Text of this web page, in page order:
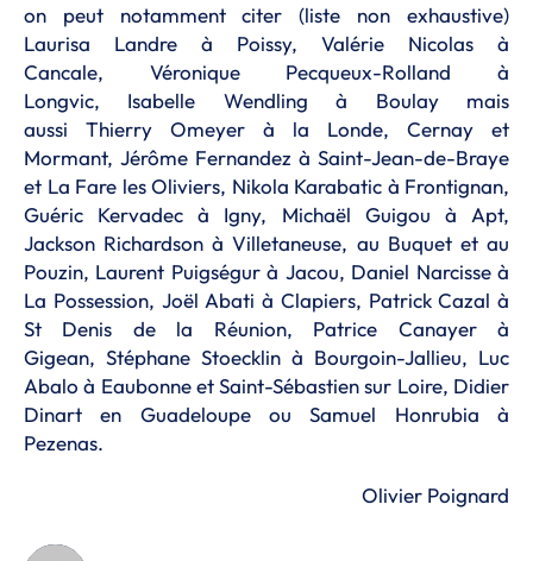
on peut notamment citer (liste non exhaustive)
Laurisa Landre à Poissy, Valérie Nicolas à
Cancale, Véronique Pecqueux-Rolland à
Longvic, Isabelle Wendling à Boulay mais
aussi Thierry Omeyer à la Londe, Cernay et
Mormant, Jérôme Fernandez à Saint-Jean-de-Braye
et La Fare les Oliviers, Nikola Karabatic à Frontignan,
Guéric Kervadec à Igny, Michaël Guigou à Apt,
Jackson Richardson à Villetaneuse, au Buquet et au
Pouzin, Laurent Puigségur à Jacou, Daniel Narcisse à
La Possession, Joël Abati à Clapiers, Patrick Cazal à
St Denis de la Réunion, Patrice Canayer à
Gigean, Stéphane Stoecklin à Bourgoin-Jallieu, Luc
Abalo à Eaubonne et Saint-Sébastien sur Loire, Didier
Dinart en Guadeloupe ou Samuel Honrubia à
Pezenas.
Olivier Poignard